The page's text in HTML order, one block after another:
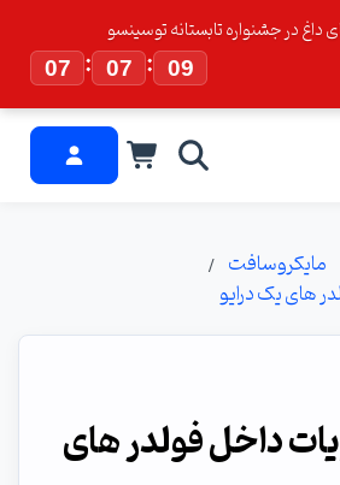
در جشنواره تابستانه توسینسو
07
: 07 : 08
مایکروسافت
های یک درایو
داخل فولدر های